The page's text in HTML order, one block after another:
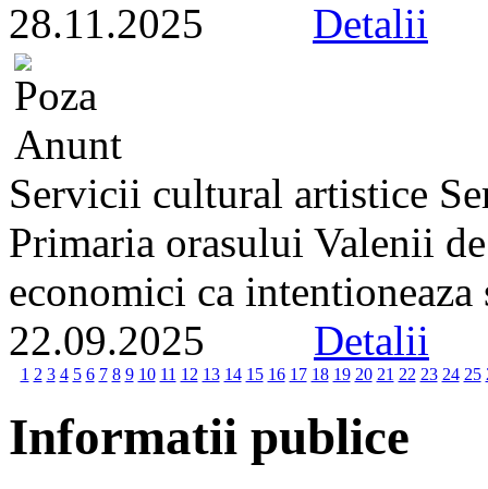
28.11.2025 Detalii
Servicii cultural artistice
Primaria orasului Valenii
economici ca
22.09.2025 Detalii
1 2 3 4 5 6 7 8 9 10 11 12 13 14 15 16 17 18 19 20 21 22 23 24 25
Informatii publice